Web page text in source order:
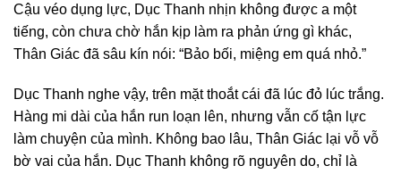
Cậu véo dụng lực, Dục Thanh nhịn không được a một
tiếng, còn chưa chờ hắn kịp làm ra phản ứng gì khác,
Thân Giác đã sâu kín nói: “Bảo bối, miệng em quá nhỏ.”
Dục Thanh nghe vậy, trên mặt thoắt cái đã lúc đỏ lúc trắng.
Hàng mi dài của hắn run loạn lên, nhưng vẫn cố tận lực
làm chuyện của mình. Không bao lâu, Thân Giác lại vỗ vỗ
bờ vai của hắn. Dục Thanh không rõ nguyên do, chỉ là